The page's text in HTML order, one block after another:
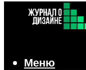
Меню